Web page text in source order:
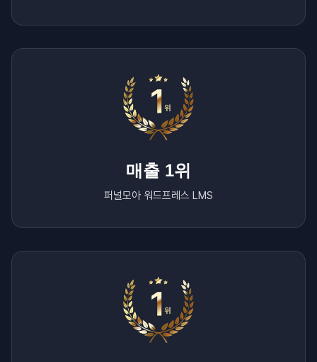
매출 1위
퍼널모아 워드프레스 LMS